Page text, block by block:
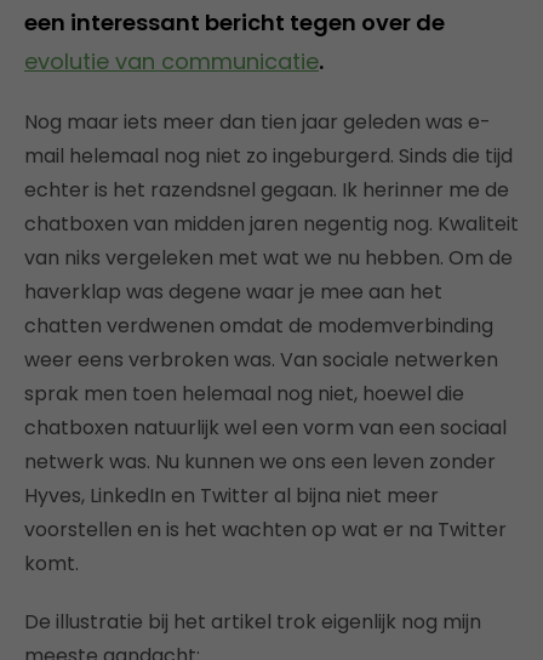
een interessant bericht tegen over de
evolutie van communicatie.
Nog maar iets meer dan tien jaar geleden was e-
mail helemaal nog niet zo ingeburgerd. Sinds die tijd
echter is het razendsnel gegaan. Ik herinner me de
chatboxen van midden jaren negentig nog. Kwaliteit
van niks vergeleken met wat we nu hebben. Om de
haverklap was degene waar je mee aan het
chatten verdwenen omdat de modemverbinding
weer eens verbroken was. Van sociale netwerken
sprak men toen helemaal nog niet, hoewel die
chatboxen natuurlijk wel een vorm van een sociaal
netwerk was. Nu kunnen we ons een leven zonder
Hyves, LinkedIn en Twitter al bijna niet meer
voorstellen en is het wachten op wat er na Twitter
komt.
De illustratie bij het artikel trok eigenlijk nog mijn